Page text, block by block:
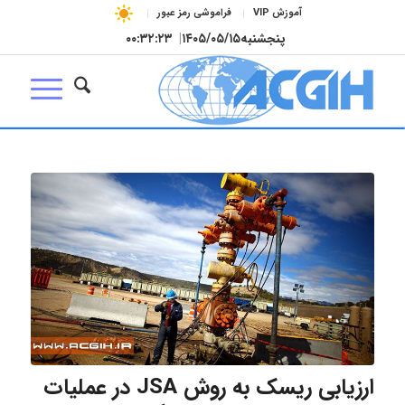
آموزش VIP فراموشی رمز عبور
پنجشنبه۱۴۰۵/۰۵/۱۵| ۰۰:۳۲:۲۴
ارزیابی ریسک به روش JSA در عملیات